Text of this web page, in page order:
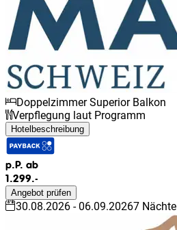
Doppelzimmer Superior Balkon
Verpflegung laut Programm
Hotelbeschreibung
p.P. ab
1.299.-
Angebot prüfen
30.08.2026 -06.09.20267 Nächte